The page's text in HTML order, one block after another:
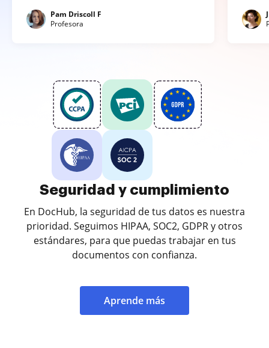
Pam Driscoll F
Profesora
Seguridad y cumplimiento
En DocHub, la seguridad de tus datos es nuestra
prioridad. Seguimos HIPAA, SOC2, GDPR y otros
estándares, para que puedas trabajar en tus
documentos con confianza.
Aprende más